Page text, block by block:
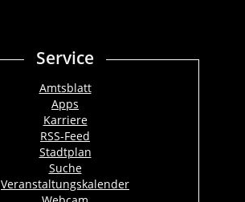
Service
Amtsblatt
Apps
Karriere
RSS-Feed
Stadtplan
Suche
Veranstaltungskalender